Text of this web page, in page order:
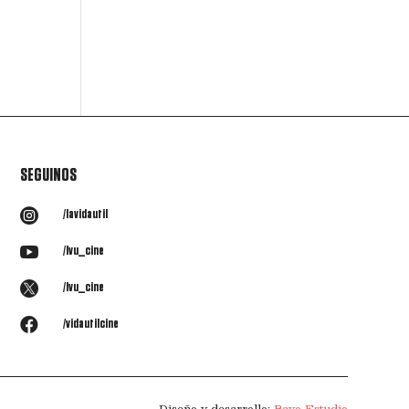
SEGUINOS
 /lavidautil
 /lvu_cine
 /lvu_cine
 /vidautilcine